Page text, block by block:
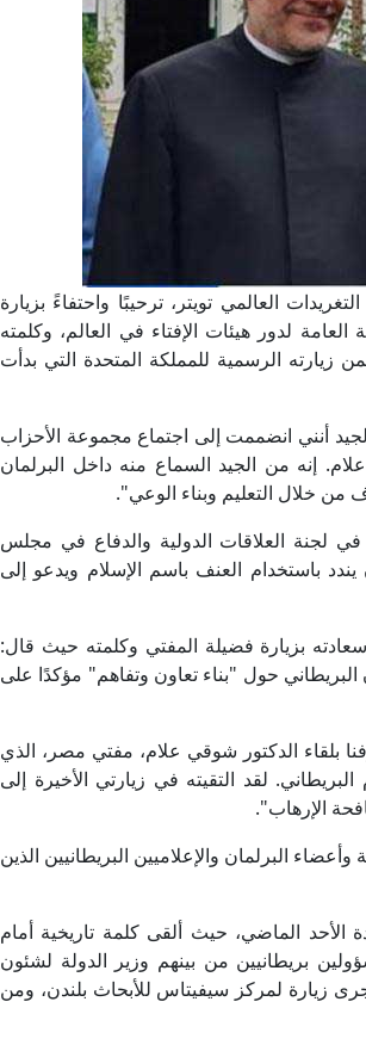
العالمي تويتر، ترحيبًا واحتفاءً بزيارة
لدور هيئات الإفتاء في العالم، وكلمته
زيارته الرسمية للمملكة المتحدة التي بدأت
أنني انضممت إلى اجتماع مجموعة الأحزاب
إنه من الجيد السماع منه داخل البرلمان
من خلال التعليم وبناء الوعي".
في لجنة العلاقات الدولية والدفاع في مجلس
باستخدام العنف باسم الإسلام ويدعو إلى
بزيارة فضيلة المفتي وكلمته حيث قال:
حول "بناء تعاون وتفاهم" مؤكدًا على
بلقاء الدكتور شوقي علام، مفتي مصر، الذي
لقد التقيته في زيارتي الأخيرة إلى
الإرهاب".
البرلمان والإعلاميين البريطانيين الذين
الأحد الماضي، حيث ألقى كلمة تاريخية أمام
بريطانيين من بينهم وزير الدولة لشئون
زيارة لمركز سيفيتاس للأبحاث بلندن، ومن